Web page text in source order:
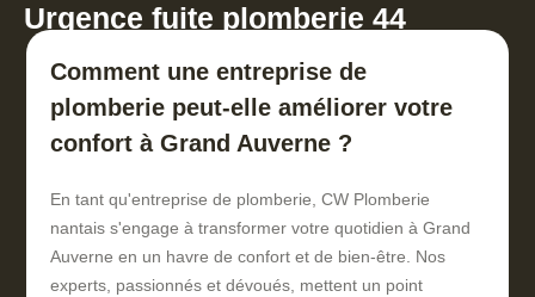
Urgence fuite plomberie 44
Comment une entreprise de
plomberie peut-elle améliorer votre
confort à Grand Auverne ?
En tant qu'entreprise de plomberie, CW Plomberie
nantais s'engage à transformer votre quotidien à Grand
Auverne en un havre de confort et de bien-être. Nos
experts, passionnés et dévoués, mettent un point